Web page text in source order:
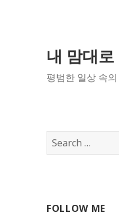
내 맘대
평범한 일상 속
Search
for:
FOLLOW ME